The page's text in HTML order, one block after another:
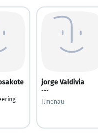
jorge Valdivia
---
Ilmenau